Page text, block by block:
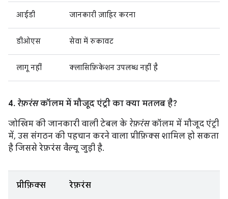
आईडी जानकारी ज़ाहिर करना
डीओएस सेवा में रुकावट
लागू नहीं क्लासिफ़िकेशन उपलब्ध नहीं है
4. रेफ़रंसकॉलम में मौजूद एंट्री का क्या मतलब है?
जोखिम की जानकारी वाली टेबल के रेफ़रंसकॉलम में मौजूद एंट्री
में, उस संगठन की पहचान करने वाला प्रीफ़िक्स शामिल हो सकता
है जिससे रेफ़रंस वैल्यू जुड़ी है.
प्रीफ़िक्स रेफ़रंस